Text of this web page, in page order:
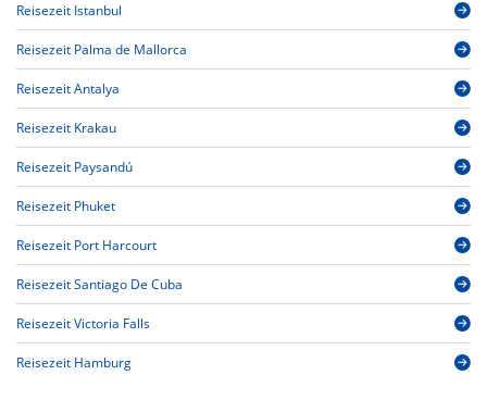
Reisezeit Istanbul
Reisezeit Palma de Mallorca
Reisezeit Antalya
Reisezeit Krakau
Reisezeit Paysandú
Reisezeit Phuket
Reisezeit Port Harcourt
Reisezeit Santiago De Cuba
Reisezeit Victoria Falls
Reisezeit Hamburg